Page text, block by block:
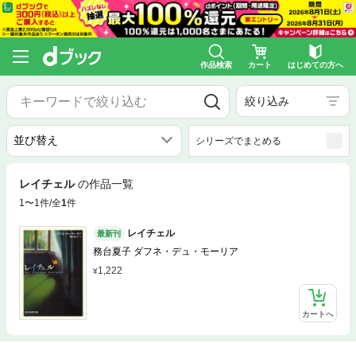
作品検索 カート はじめての方へ
絞り込み
シリーズでまとめる
レイチェル の作品一覧
1〜1件/全1件
最新刊
レイチェル
務台夏子 ダフネ・デュ・モーリア
1,222
カートへ